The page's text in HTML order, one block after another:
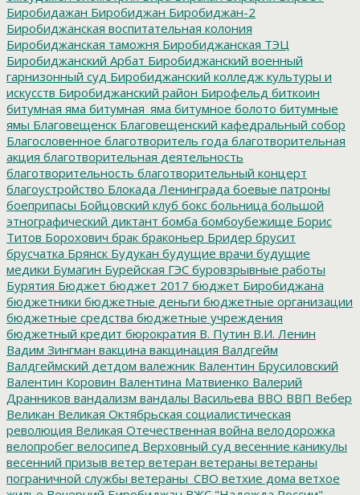
Биробидажан Биробиджан Биробиджан-2
Биробиджанская воспитательная колония
Биробиджанская таможня Биробиджанская ТЭЦ
Биробиджанский Арбат Биробиджанский военный
гарнизонный суд Биробиджанский колледж культуры и
искусств Биробиджанский район Бирофельд биткоин
битумная яма битумная_яма битумное болото битумные
ямы Благовещенск Благовещенский кафедральный собор
Благословенное благотворитель года благотворительная
акция благотворительная деятельность
благотворительность благотворительный концерт
благоустройство Блокада Ленинграда боевые патроны
боеприпасы Бойцовский клуб бокс больница большой
этнографический диктант бомба бомбоубежище Борис
Титов Борохович брак браконьер Бридер брусит
брусчатка Брянск Будукан будущие врачи будущие
медики Бумагин Бурейская ГЭС буровзрывные работы
Бурятия Бюджет бюджет 2017 бюджет Биробиджана
бюджетники бюджетные деньги бюджетные организации
бюджетные средства бюджетные учреждения
бюджетный кредит бюрократия В. Путин В.И. Ленин
Вадим Зингман вакцина вакцинация Валдгейм
Валдгеймский детдом валежник Валентин Брусиловский
Валентин Коровин Валентина Матвиенко Валерий
Дранников вандализм вандалы Васильева ВВО ВВП Вебер
Великан Великая Октябрьская социалистическая
революция Великая Отечественная война велодорожка
велопробег велосипед Верховный суд весенние каникулы
весенний призыв ветер ветеран ветераны ветераны
пограничной службы ветераны_СВО ветхие дома ветхое